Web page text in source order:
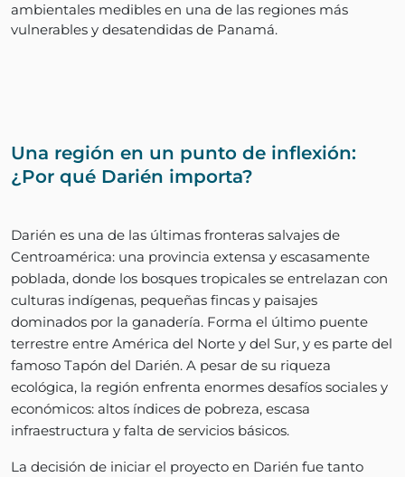
ambientales medibles en una de las regiones más
vulnerables y desatendidas de Panamá.
Una región en un punto de inflexión:
¿Por qué Darién importa?
Darién es una de las últimas fronteras salvajes de
Centroamérica: una provincia extensa y escasamente
poblada, donde los bosques tropicales se entrelazan con
culturas indígenas, pequeñas fincas y paisajes
dominados por la ganadería. Forma el último puente
terrestre entre América del Norte y del Sur, y es parte del
famoso Tapón del Darién. A pesar de su riqueza
ecológica, la región enfrenta enormes desafíos sociales y
económicos: altos índices de pobreza, escasa
infraestructura y falta de servicios básicos.
La decisión de iniciar el proyecto en Darién fue tanto